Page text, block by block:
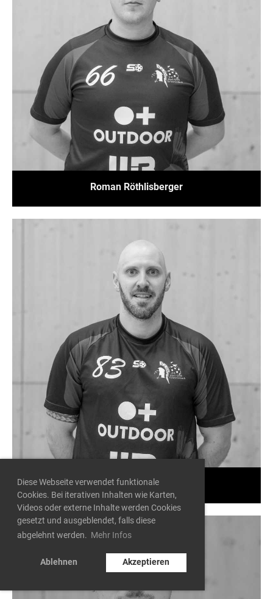
Diese Webseite verwendet funktionale
Cookies. Bei iterativen Inhalten wie Karten,
Videos oder externe Inhalte werden Cookies
gesetzt und ausgeblendet, falls diese
abgelehnt werden. Mehr Infos
Ablehnen Akzeptieren
Roman Röthlisberger
Thomas Siegenthaler